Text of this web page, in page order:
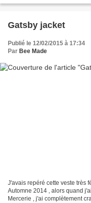
Gatsby jacket
Publié le 12/02/2015 à 17:34
Par Bee Made
J'avais repéré cette veste très
Automne 2014 , alors quand
Mercerie , j'ai complètement